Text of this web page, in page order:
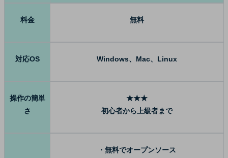
料金 無料
対応OS Windows、Mac、Linux
操作の簡単
さ
★★★
初心者から上級者まで
・無料でオープンソース